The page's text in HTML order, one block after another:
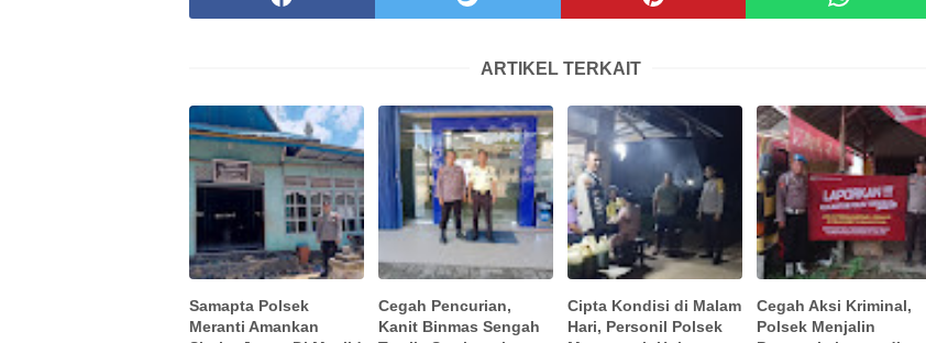
ARTIKEL TERKAIT
Samapta Polsek
Meranti Amankan
Cegah Pencurian,
Kanit Binmas Sengah
Cipta Kondisi di Malam
Hari, Personil Polsek
Cegah Aksi Kriminal,
Polsek Menjalin